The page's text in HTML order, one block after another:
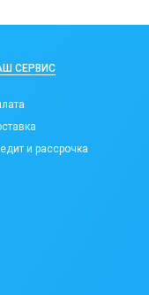
СЕРВИС
и рассрочка